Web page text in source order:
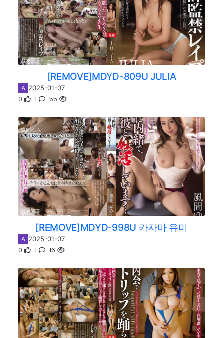
[REMOVE]MDYD-809U JULIA
A 2025-01-07
0 1 55
[REMOVE]MDYD-998U 카자마 유미
A 2025-01-07
0 1 16